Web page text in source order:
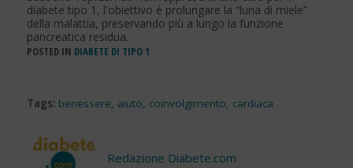
diabete tipo 1, l'obiettivo è prolungare la “luna di miele”
della malattia, preservando più a lungo la funzione
pancreatica residua.
POSTED IN DIABETE DI TIPO 1
Tags: benessere, aiuto, coinvolgimento, cardiaca
Redazione Diabete.com